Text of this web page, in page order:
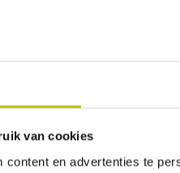
van cookies
content en advertenties te